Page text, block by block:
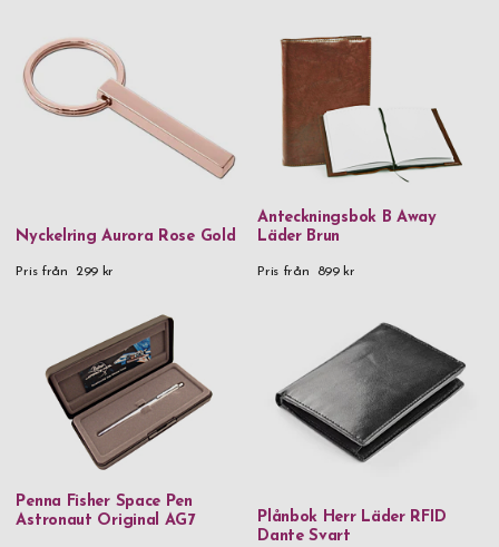
Nyckelring Aurora Rose Gold
Pris från 299 kr
Anteckningsbok B Away
Läder Brun
Pris från 899 kr
Penna Fisher Space Pen
Astronaut Original AG7
Plånbok Herr Läder RFID
Dante Svart